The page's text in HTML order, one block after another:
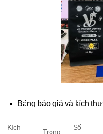
-
Bảng báo giá và kích
Kích
Trọng
Số